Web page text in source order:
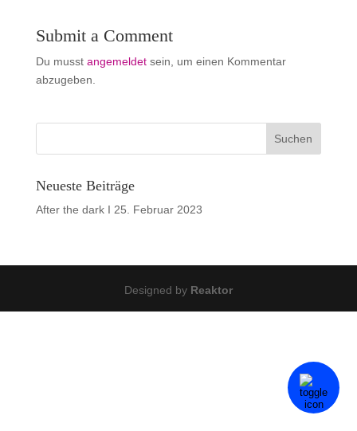
Submit a Comment
Du musst angemeldetsein, um einen Kommentar
abzugeben.
Neueste Beiträge
After the dark I 25. Februar 2023
Designed by Reaktor